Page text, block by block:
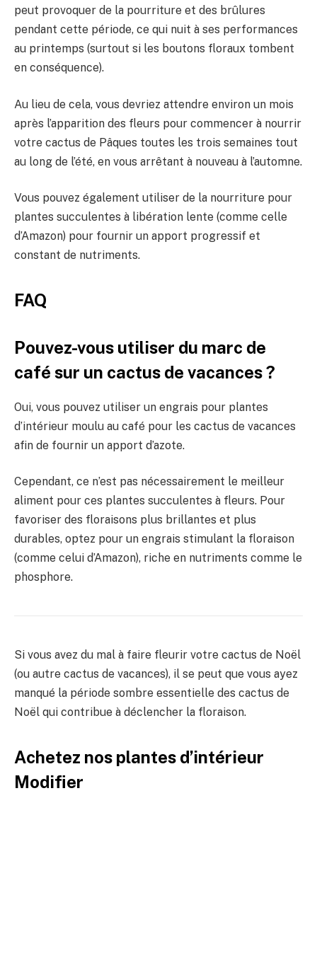
peut provoquer de la pourriture et des brûlures
pendant cette période, ce qui nuit à ses performances
au printemps (surtout si les boutons floraux tombent
en conséquence).
Au lieu de cela, vous devriez attendre environ un mois
après l’apparition des fleurs pour commencer à nourrir
votre cactus de Pâques toutes les trois semaines tout
au long de l’été, en vous arrêtant à nouveau à l’automne.
Vous pouvez également utiliser de la nourriture pour
plantes succulentes à libération lente (comme celle
d’Amazon) pour fournir un apport progressif et
constant de nutriments.
FAQ
Pouvez-vous utiliser du marc de
café sur un cactus de vacances ?
Oui, vous pouvez utiliser un engrais pour plantes
d’intérieur moulu au café pour les cactus de vacances
afin de fournir un apport d’azote.
Cependant, ce n’est pas nécessairement le meilleur
aliment pour ces plantes succulentes à fleurs. Pour
favoriser des floraisons plus brillantes et plus
durables, optez pour un engrais stimulant la floraison
(comme celui d’Amazon), riche en nutriments comme le
phosphore.
Si vous avez du mal à faire fleurir votre cactus de Noël
(ou autre cactus de vacances), il se peut que vous ayez
manqué la période sombre essentielle des cactus de
Noël qui contribue à déclencher la floraison.
Achetez nos plantes d’intérieur
Modifier